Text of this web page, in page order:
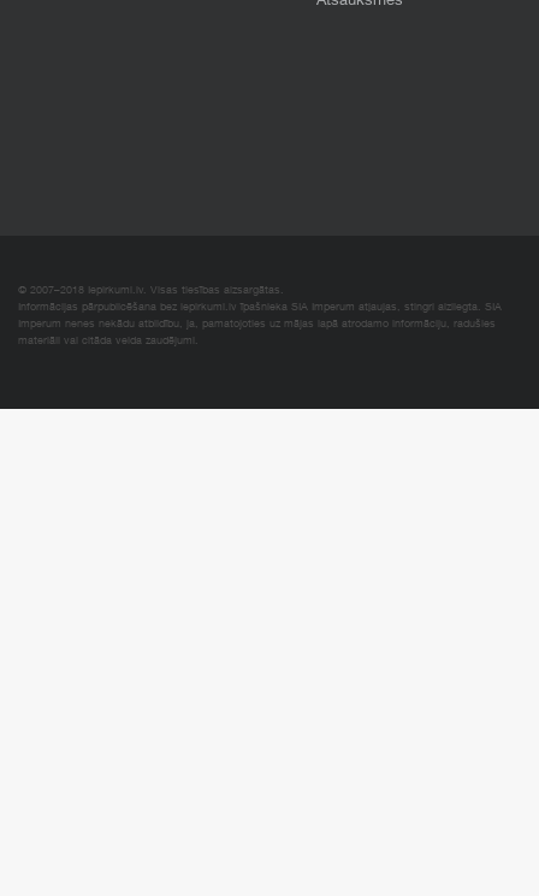
© 2007–2018 Iepirkumi.lv. Visas tiesības aizsargātas.
Informācijas pārpublicēšana bez iepirkumi.lv īpašnieka SIA Imperum atļaujas, stingri aizliegta. SIA
Imperum nenes nekādu atbildību, ja, pamatojoties uz mājas lapā atrodamo informāciju, radušies
materiāli vai citāda veida zaudējumi.